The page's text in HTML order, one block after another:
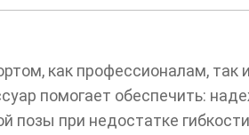
как профессионалам, так
помогает обеспечить:
при недостатке